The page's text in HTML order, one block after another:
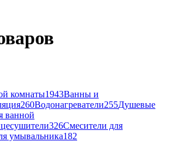
комнаты1943Ванны и
260Водонагреватели255Душевые
ванной
326Смесители для
умывальника182